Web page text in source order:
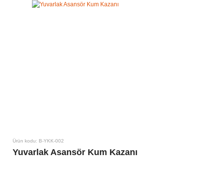
Ürün kodu: B-YKK-002
Yuvarlak Asansör Kum Kazanı